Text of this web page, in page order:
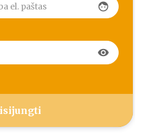
face
visibility